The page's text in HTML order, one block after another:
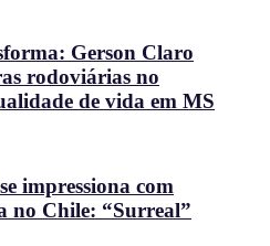
Gerson Claro
rodoviárias no
de vida em MS
impressiona com
no Chile: “Surreal”